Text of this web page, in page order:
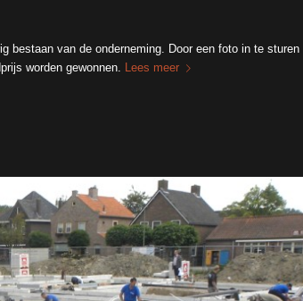
bestaan van de onderneming. Door een foto in te sturen
worden gewonnen. Lees meer